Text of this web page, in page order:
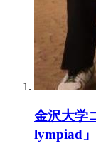
金沢大学
lympiad